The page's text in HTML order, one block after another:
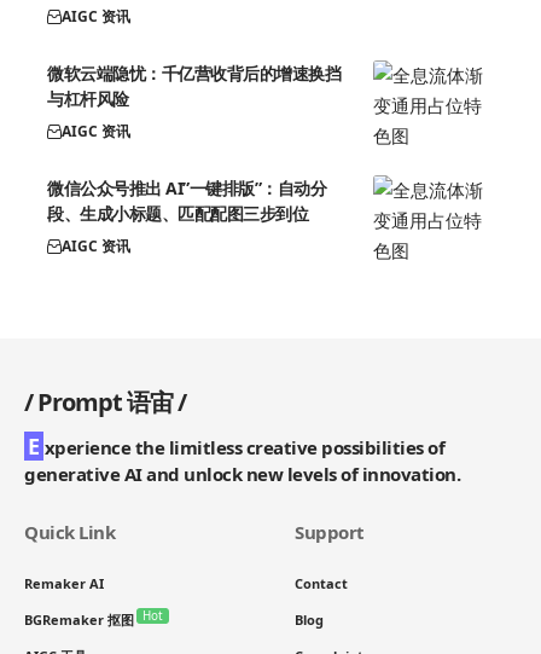
AIGC 资讯
微软云端隐忧：千亿营收背后的增速换挡
与杠杆风险
AIGC 资讯
微信公众号推出 AI”一键排版”：自动分
段、生成小标题、匹配配图三步到位
AIGC 资讯
/Prompt 语宙/
E xperience the limitless creative possibilities of
generative AI and unlock new levels of innovation.
Quick Link
Remaker AI
BGRemaker 抠图 Hot
Support
Contact
Blog